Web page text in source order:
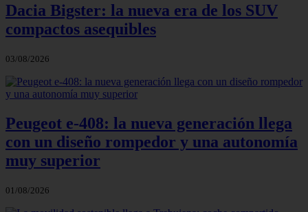
Dacia Bigster: la nueva era de los SUV
compactos asequibles
03/08/2026
Peugeot e-408: la nueva generación llega
con un diseño rompedor y una autonomía
muy superior
01/08/2026